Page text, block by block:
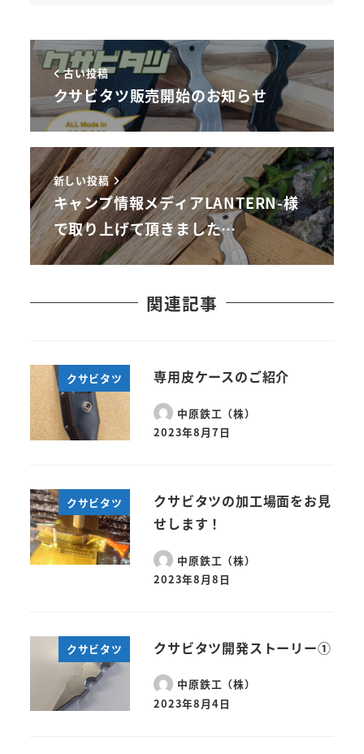
古い投稿
クサビタツ販売開始のお知らせ
新しい投稿
キャンプ情報メディアLANTERN-様
で取り上げて頂きました…
関連記事
クサビタツ 専用皮ケースのご紹介
中原鉄工（株）
2023年8月7日
クサビタツ
クサビタツの加工場面をお見
せします！
中原鉄工（株）
2023年8月8日
クサビタツ クサビタツ開発ストーリー①
中原鉄工（株）
2023年8月4日